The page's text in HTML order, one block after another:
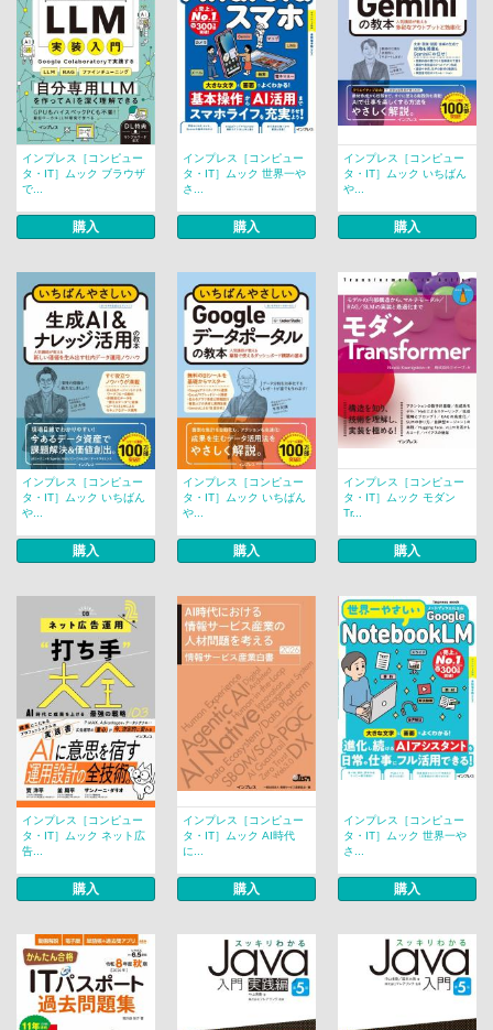
インプレス［コンピュー
タ・IT］ムック ブラウザ
で...
購入
インプレス［コンピュー
タ・IT］ムック 世界一や
さ...
購入
インプレス［コンピュー
タ・IT］ムック いちばん
や...
購入
インプレス［コンピュー
タ・IT］ムック いちばん
や...
購入
インプレス［コンピュー
タ・IT］ムック いちばん
や...
購入
インプレス［コンピュー
タ・IT］ムック モダン
Tr...
購入
インプレス［コンピュー
タ・IT］ムック ネット広
告...
購入
インプレス［コンピュー
タ・IT］ムック AI時代
に...
購入
インプレス［コンピュー
タ・IT］ムック 世界一や
さ...
購入